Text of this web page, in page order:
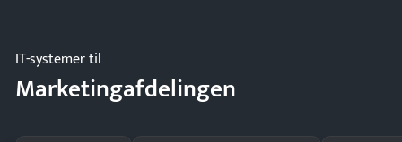
IT-systemer til
Marketingafdelingen